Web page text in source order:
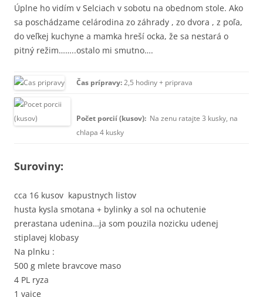
Úplne ho vidím v Selciach v sobotu na obednom stole. Ako
sa poschádzame celárodina zo záhrady , zo dvora , z poľa,
do veľkej kuchyne a mamka hreší ocka, že sa nestará o
pitný režim……..ostalo mi smutno….
Čas prípravy:2,5 hodiny + priprava
Počet porcií (kusov): Na zenu ratajte 3 kusky, na
chlapa 4 kusky
Suroviny:
cca 16 kusov kapustnych listov
husta kysla smotana + bylinky a sol na ochutenie
prerastana udenina…ja som pouzila nozicku udenej
stiplavej klobasy
Na plnku :
500 g mlete bravcove maso
4 PL ryza
1 vajce